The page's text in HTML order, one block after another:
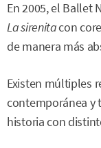
En 2005, el Ballet
La sirenitacon
de manera más
Existen múltiples
contemporánea y
historia con